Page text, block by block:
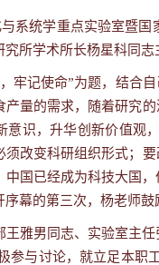
系统学重点实验室暨
所学术所长杨星科同志
牢记使命”为题，结合
量的需求，随着研究
意识，升华创新价值观
改变科研组织形式；
国已经成为科技大国
幕的第三次，杨老师
男同志、实验室主任
参与讨论，就立足本职